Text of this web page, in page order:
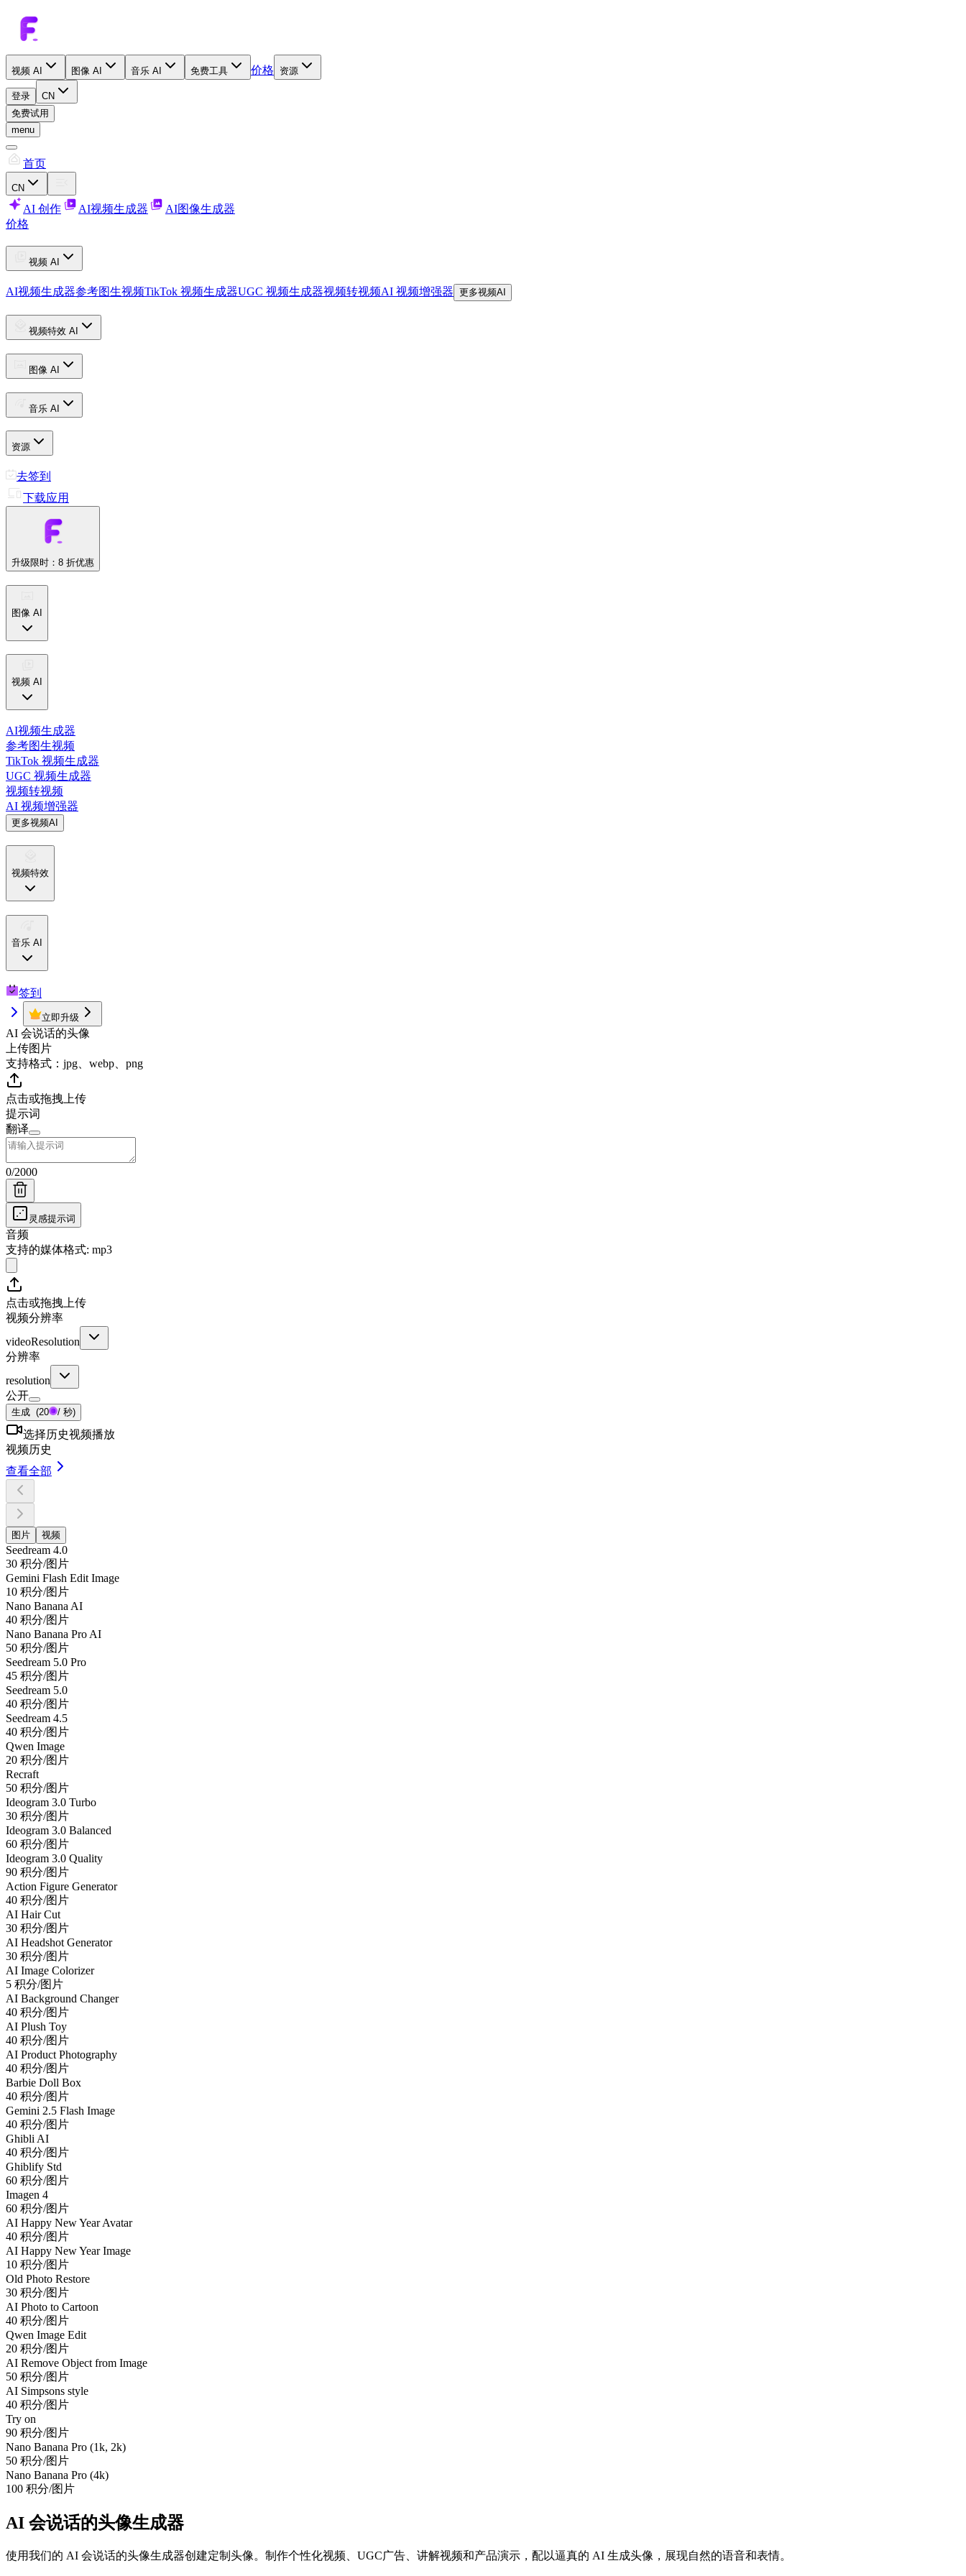
视频 AI 图像 AI 音乐 AI 免费工具 价格 资源
登录
CN
免费试用
menu
首页
CN
AI 创作 AI视频生成器
AI图像生成器
价格
视频 AI
AI视频生成器参考图生视频TikTok 视频生成器UGC 视频生成器视频转视频AI 视频增强器 更多视频AI
视频特效 AI
图像 AI
音乐 AI
资源
去签到
下载应用
升级限时：8 折优惠
图像 AI
视频 AI
AI视频生成器
参考图生视频
TikTok 视频生成器
UGC 视频生成器
视频转视频
AI 视频增强器
更多视频AI
视频特效
音乐 AI
签到
立即升级
AI 会说话的头像
上传图片
支持格式：jpg、webp、png
点击或拖拽上传
提示词
翻译
0/2000
灵感提示词
音频
支持的媒体格式: mp3
点击或拖拽上传
视频分辨率
videoResolution
分辨率
resolution
公开
生成 (20 / 秒)
选择历史视频播放
视频历史
查看全部
图片 视频
Seedream 4.0
30 积分/图片
Gemini Flash Edit Image
10 积分/图片
Nano Banana AI
40 积分/图片
Nano Banana Pro AI
50 积分/图片
Seedream 5.0 Pro
45 积分/图片
Seedream 5.0
40 积分/图片
Seedream 4.5
40 积分/图片
Qwen Image
20 积分/图片
Recraft
50 积分/图片
Ideogram 3.0 Turbo
30 积分/图片
Ideogram 3.0 Balanced
60 积分/图片
Ideogram 3.0 Quality
90 积分/图片
Action Figure Generator
40 积分/图片
AI Hair Cut
30 积分/图片
AI Headshot Generator
30 积分/图片
AI Image Colorizer
5 积分/图片
AI Background Changer
40 积分/图片
AI Plush Toy
40 积分/图片
AI Product Photography
40 积分/图片
Barbie Doll Box
40 积分/图片
Gemini 2.5 Flash Image
40 积分/图片
Ghibli AI
40 积分/图片
Ghiblify Std
60 积分/图片
Imagen 4
60 积分/图片
AI Happy New Year Avatar
40 积分/图片
AI Happy New Year Image
10 积分/图片
Old Photo Restore
30 积分/图片
AI Photo to Cartoon
40 积分/图片
Qwen Image Edit
20 积分/图片
AI Remove Object from Image
50 积分/图片
AI Simpsons style
40 积分/图片
Try on
90 积分/图片
Nano Banana Pro (1k, 2k)
50 积分/图片
Nano Banana Pro (4k)
100 积分/图片
AI 会说话的头像生成器
使用我们的 AI 会说话的头像生成器创建定制头像。制作个性化视频、UGC广告、讲解视频和产品演示，配以逼真的 AI 生成头像，展现自然的语音和表情。